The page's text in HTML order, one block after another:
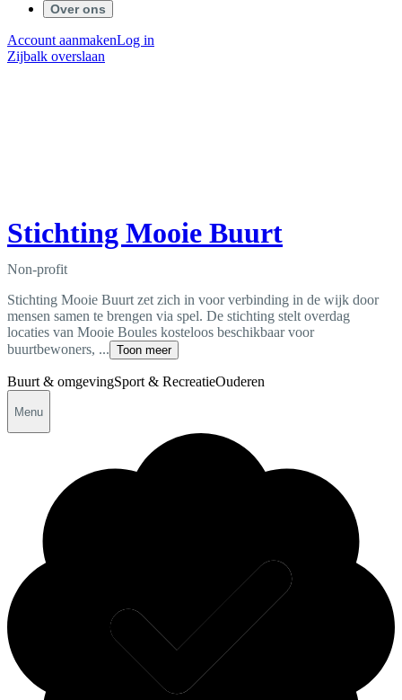
Over ons
Account aanmakenLog in
Zijbalk overslaan
Stichting Mooie Buurt
Non-profit
Stichting Mooie Buurt zet zich in voor verbinding in de wijk door
mensen samen te brengen via spel. De stichting stelt overdag
locaties van Mooie Boules kosteloos beschikbaar voor
buurtbewoners, ... Toon meer
Buurt & omgevingSport & RecreatieOuderen
Menu